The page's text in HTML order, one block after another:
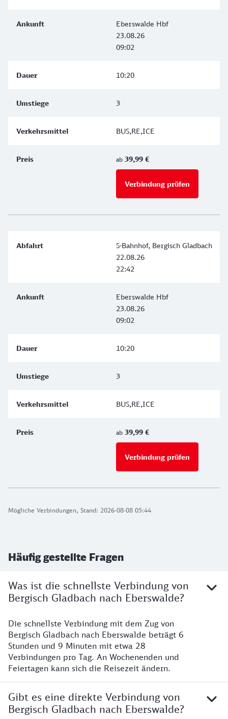
Mögliche Verbindungen, Stand: 2026-08-08 05:44
Eberswalde Hbf
23.08.26
09:02
10:20
3
BUS,RE,ICE
ab 39,99 €
Verbindung prüfen
S-Bahnhof, Bergisch Gladbach
22.08.26
22:42
Eberswalde Hbf
23.08.26
09:02
10:20
3
BUS,RE,ICE
ab 39,99 €
Verbindung prüfen
Häufig gestellte Fragen
Was ist die schnellste Verbindung von
Bergisch Gladbach nach Eberswalde?
Die schnellste Verbindung mit dem Zug von
Bergisch Gladbach nach Eberswalde beträgt 6
Stunden und 9 Minuten mit etwa 28
Verbindungen pro Tag. An Wochenenden und
Feiertagen kann sich die Reisezeit ändern.
Gibt es eine direkte Verbindung von
Bergisch Gladbach nach Eberswalde?